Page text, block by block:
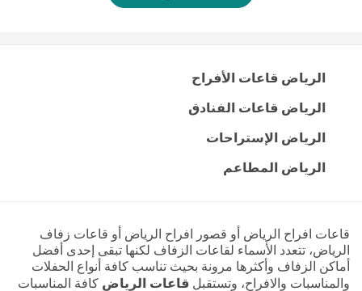
الرياض قاعات الأفراح
الرياض قاعات الفنادق
الرياض الإستراحات
الرياض المطاعم
قاعات افراح الرياض أو قصور افراح الرياض أو قاعات زفاف
الرياض، تتعدد الأسماء لقاعات الزفاف لكنها تبقى إحدى أفضل
أماكن الزفاف وأكثرها مرونة بحيث تناسب كافة أنواع الحفلات
والمناسبات والافراح، وتستقبل قاعات الرياض كافة المناسبات